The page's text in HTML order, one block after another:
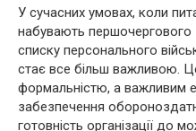
У сучасних умовах, коли
набувають першочергового
списку персонального
стає все більш важливою.
формальністю, а важливим
забезпечення
готовність організації до